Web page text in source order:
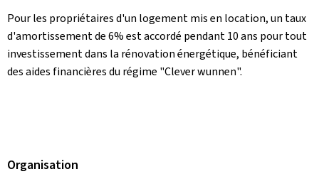
Pour les propriétaires d'un logement mis en location, un taux
d'amortissement de 6% est accordé pendant 10 ans pour tout
investissement dans la rénovation énergétique, bénéficiant
des aides financières du régime "Clever wunnen".
Organisation